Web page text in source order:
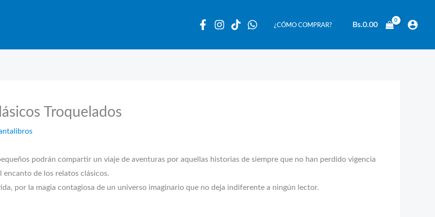
¿CÓMO COMPRAR? Bs.0.00
Troquelados
podrán compartir un viaje de aventuras por aquellas historias de siempre que no han perdido vigencia
encanto de los relatos clásicos.
por la magia contagiosa de un universo imaginario que no deja indiferente a ningún lector.